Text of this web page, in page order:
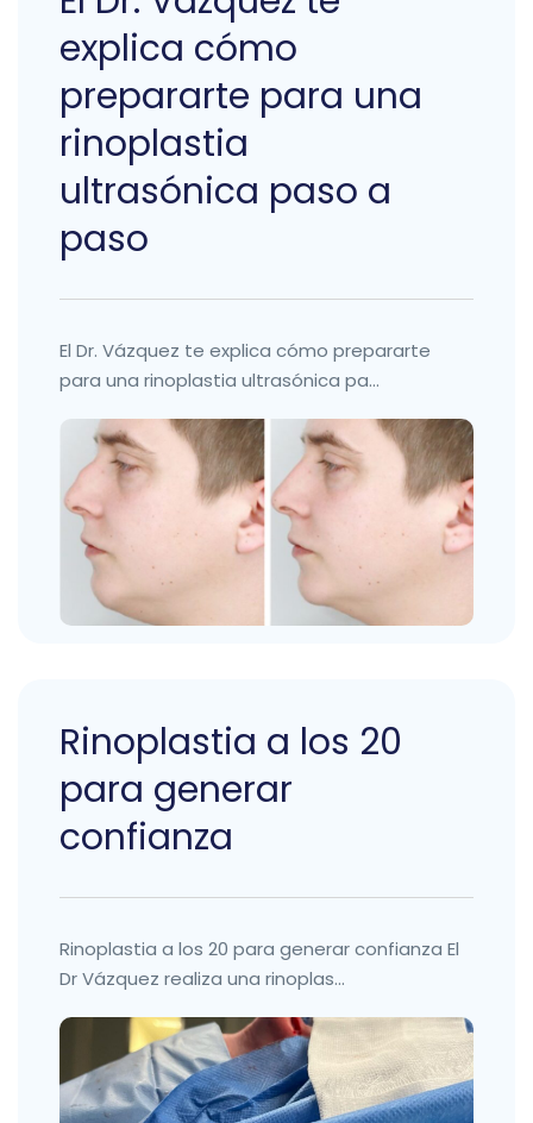
explica cómo
prepararte para una
rinoplastia
ultrasónica paso a
paso
El Dr. Vázquez te explica cómo prepararte
para una rinoplastia ultrasónica pa...
Rinoplastia a los 20
para generar
confianza
Rinoplastia a los 20 para generar confianza El
Dr Vázquez realiza una rinoplas...